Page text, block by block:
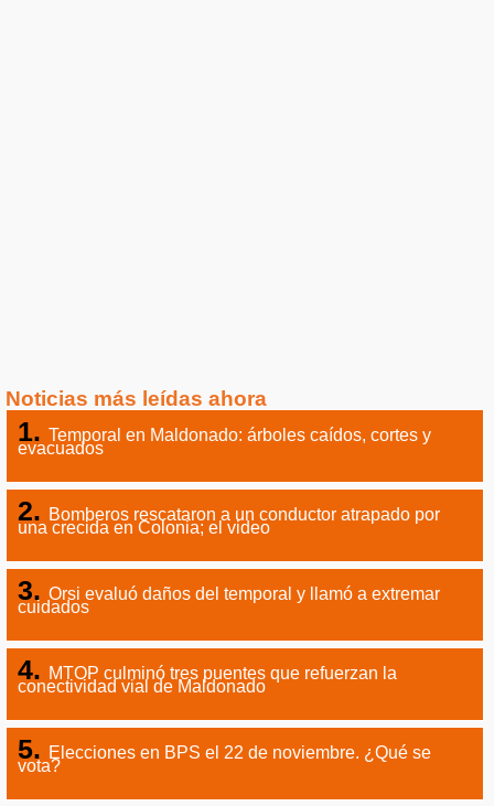
Noticias más leídas ahora
Temporal en Maldonado: árboles caídos, cortes y
evacuados
Bomberos rescataron a un conductor atrapado por
una crecida en Colonia; el video
Orsi evaluó daños del temporal y llamó a extremar
cuidados
MTOP culminó tres puentes que refuerzan la
conectividad vial de Maldonado
Elecciones en BPS el 22 de noviembre. ¿Qué se
vota?